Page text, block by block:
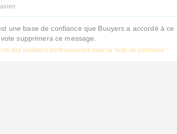
une base de confiance que Buuyers a accordé à ce
supprimera ce message.
des meilleurs professionnels avec la "note de confiance".